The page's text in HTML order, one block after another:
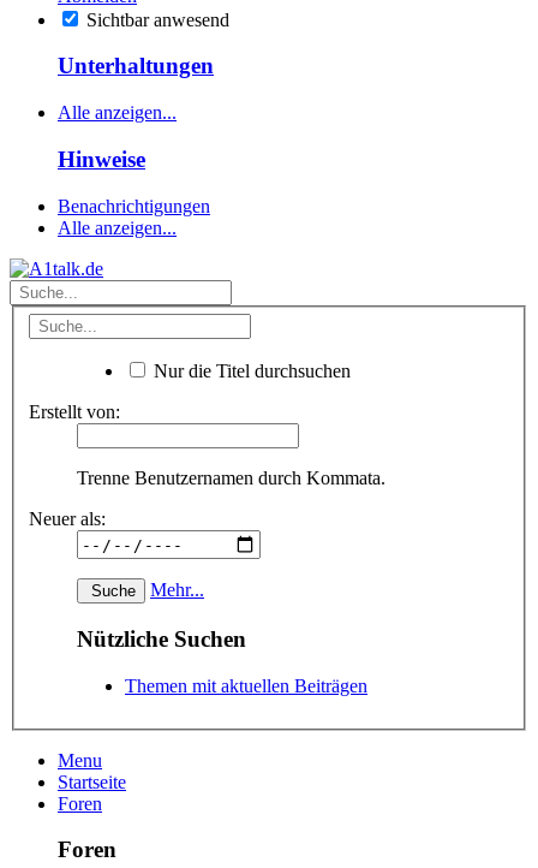
Sichtbar anwesend
Unterhaltungen
Alle anzeigen...
Hinweise
Benachrichtigungen
Alle anzeigen...
Nur die Titel durchsuchen
Erstellt von:
Trenne Benutzernamen durch Kommata.
Neuer als:
Mehr...
Nützliche Suchen
Themen mit aktuellen Beiträgen
Menu
Startseite
Foren
Foren